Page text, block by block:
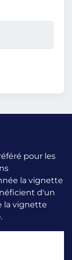
pour les
la vignette
d'un
la vignette